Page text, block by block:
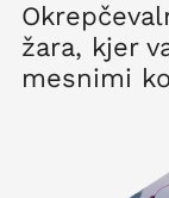
žara, kjer
mesnimi